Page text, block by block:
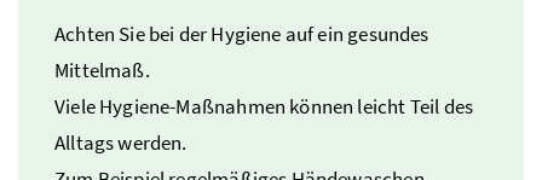
Achten Sie bei der Hygiene auf ein gesundes
Mittelmaß.
Viele Hygiene-Maßnahmen können leicht Teil des
Alltags werden.